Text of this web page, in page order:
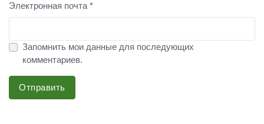
Электронная почта *
Запомнить мои данные для последующих
комментариев.
Отправить